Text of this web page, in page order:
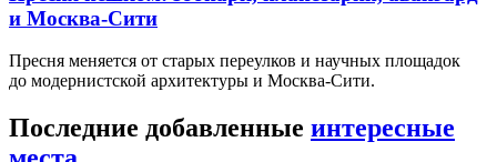
и Москва-Сити
Пресня меняется от старых переулков и научных площадок
до модернистской архитектуры и Москва-Сити.
Последние добавленные интересные